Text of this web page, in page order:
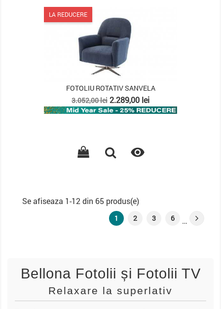
LA REDUCERE
FOTOLIU ROTATIV SANVELA
Pret
de
3.052,00 lei Pret
2.289,00 lei

Se afiseaza 1-12 din 65 produs(e)
1 2 3 …
6
Bellona Fotolii și Fotolii TV
Relaxare la superlativ